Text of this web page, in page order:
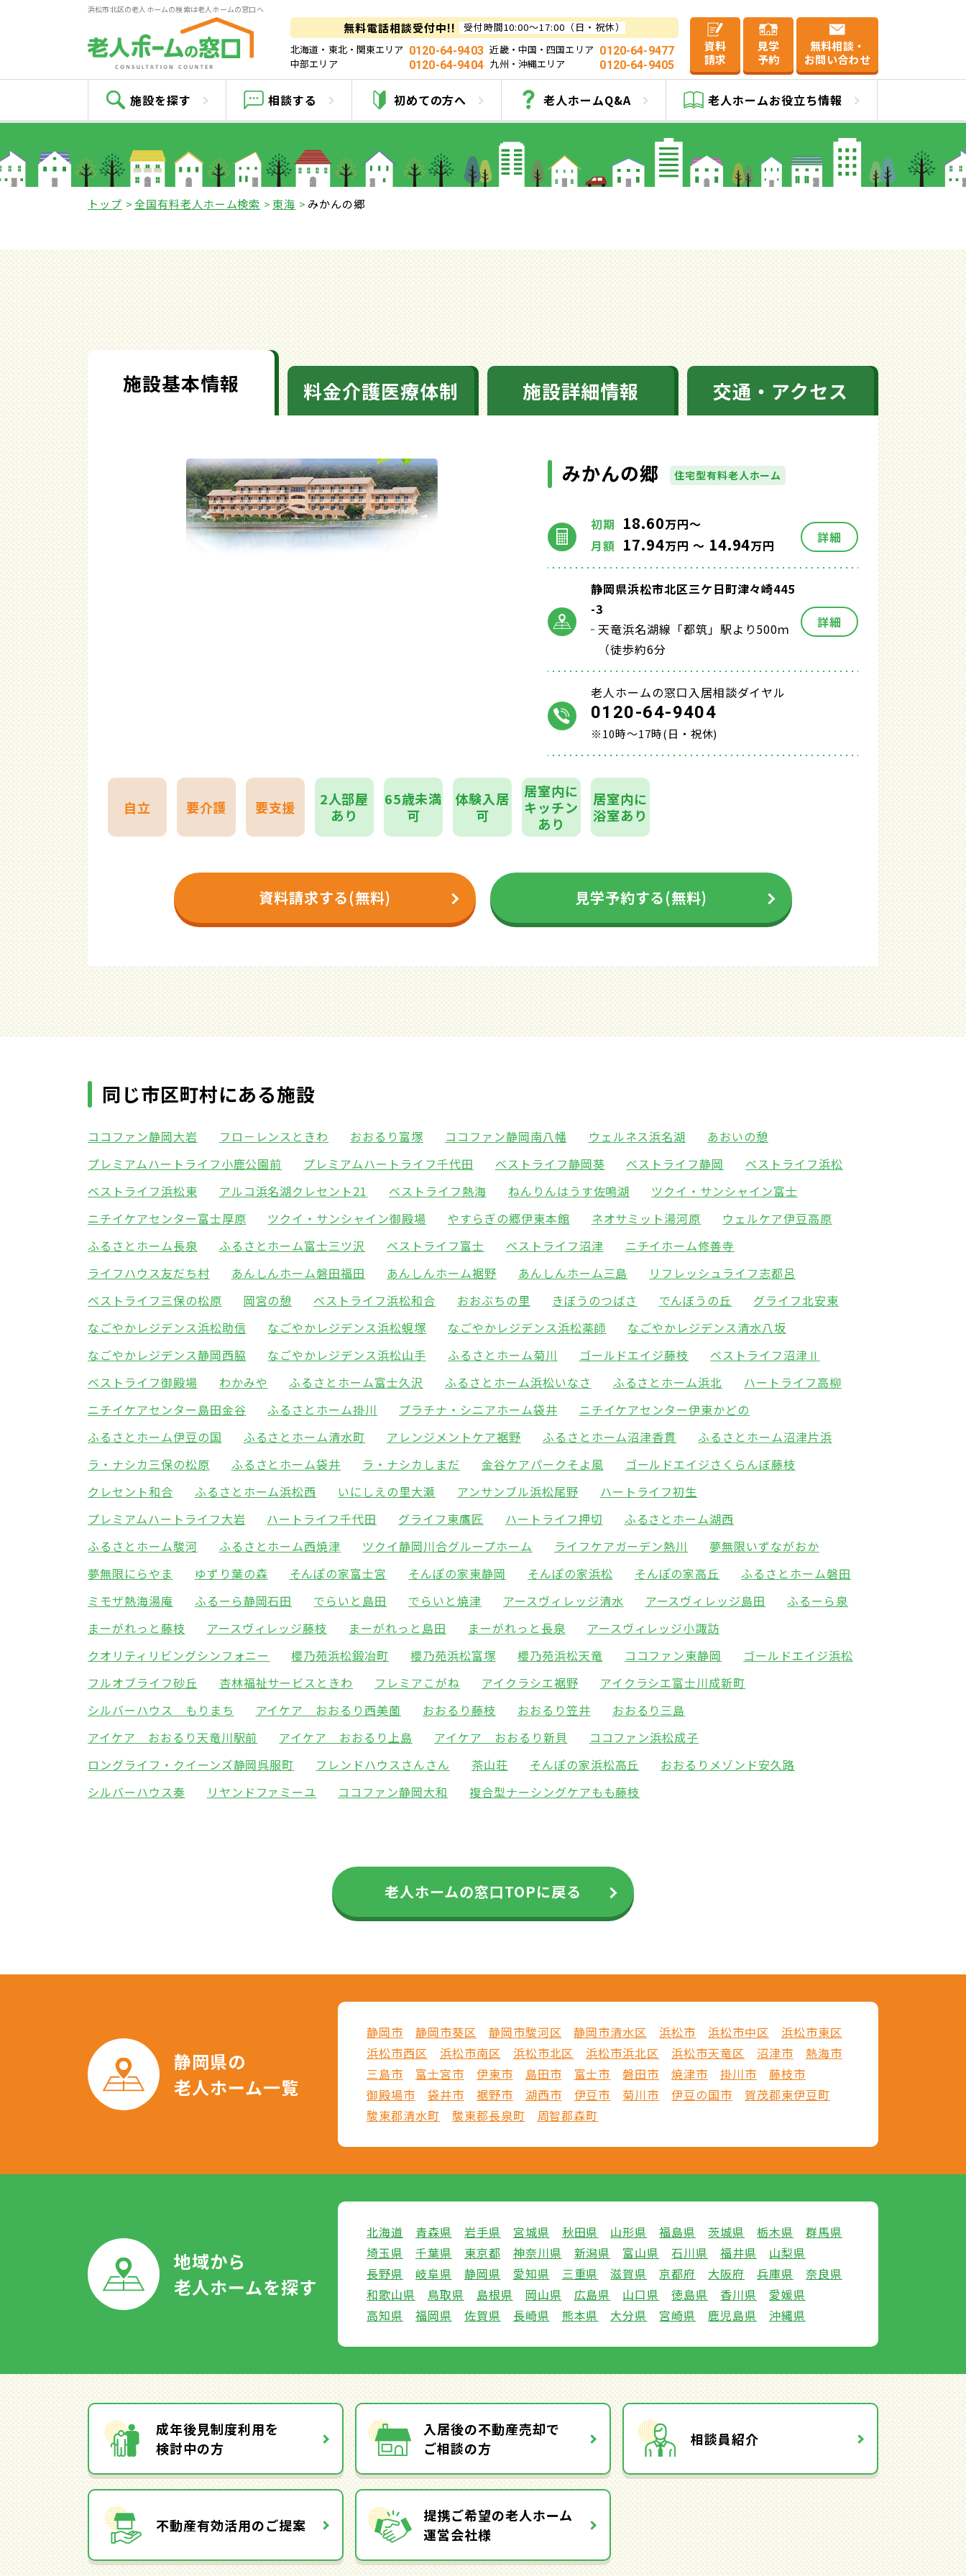
浜松市北区の老人ホームの検索は老人ホームの窓口へ
無料電話相談受付中!!
受付時間10:00～17:00（日・祝休）
北海道・東北・関東エリア 0120-64-9403 近畿・中国・四国エリア 0120-64-9477
中部エリア
0120-64-9404 九州・沖縄エリア 0120-64-9405
資料
請求
見学
予約
無料相談・
お問い合わせ
施設を探す 相談する 初めての方へ 老人ホームQ&A 老人ホームお役立ち情報
みかんの郷
トップ 全国有料老人ホーム検索 東海 みかんの郷
施設基本情報 料金介護医療体制 施設詳細情報 交通・アクセス
みかんの郷 住宅型有料老人ホーム
初期 18.60万円～
月額 17.94万円 ～ 14.94万円 詳細
静岡県浜松市北区三ケ日町津々崎445
-3
天竜浜名湖線「都筑」駅より500ｍ
（徒歩約6分
詳細
老人ホームの窓口入居相談ダイヤル
0120-64-9404
※10時～17時(日・祝休)
自立 要介護 要支援
2人部屋
あり
65歳未満
可
体験入居
可
居室内に
キッチン
あり
居室内に
浴室あり
資料請求する(無料) 見学予約する(無料)
同じ市区町村にある施設
ココファン静岡大岩 フロ－レンスときわ おおるり富塚 ココファン静岡南八幡 ウェルネス浜名湖
あおいの憩
プレミアムハートライフ小鹿公園前
プレミアムハートライフ千代田 ベストライフ静岡葵 ベストライフ静岡
ベストライフ浜松
ベストライフ浜松東
アルコ浜名湖クレセント21 ベストライフ熱海 ねんりんはうす佐鳴湖
ツクイ・サンシャイン富士
ニチイケアセンター富士厚原
ツクイ・サンシャイン御殿場 やすらぎの郷伊東本館 ネオサミット湯河原
ウェルケア伊豆高原
ふるさとホーム長泉
ふるさとホーム富士三ツ沢 ベストライフ富士 ベストライフ沼津
ニチイホーム修善寺
ライフハウス友だち村
あんしんホーム磐田福田 あんしんホーム裾野 あんしんホーム三島
リフレッシュライフ志都呂
ベストライフ三保の松原
岡宮の憩 ベストライフ浜松和合 おおぶちの里 きぼうのつばさ でんぼうの丘
グライフ北安東
なごやかレジデンス浜松助信
なごやかレジデンス浜松蜆塚 なごやかレジデンス浜松薬師
なごやかレジデンス清水八坂
なごやかレジデンス静岡西脇
なごやかレジデンス浜松山手 ふるさとホーム菊川 ゴールドエイジ藤枝
ベストライフ沼津Ⅱ
ベストライフ御殿場
わかみや ふるさとホーム富士久沢 ふるさとホーム浜松いなさ ふるさとホーム浜北
ハートライフ高柳
ニチイケアセンター島田金谷
ふるさとホーム掛川 プラチナ・シニアホーム袋井
ニチイケアセンター伊東かどの
ふるさとホーム伊豆の国
ふるさとホーム清水町 アレンジメントケア裾野 ふるさとホーム沼津香貫
ふるさとホーム沼津片浜
ラ・ナシカ三保の松原
ふるさとホーム袋井 ラ・ナシカしまだ 金谷ケアパークそよ風
ゴールドエイジさくらんぼ藤枝
クレセント和合
ふるさとホーム浜松西 いにしえの里大瀬 アンサンブル浜松尾野
ハートライフ初生
プレミアムハートライフ大岩
ハートライフ千代田 グライフ東鷹匠 ハートライフ押切
ふるさとホーム湖西
ふるさとホーム駿河
ふるさとホーム西焼津 ツクイ静岡川合グループホーム ライフケアガーデン熱川
夢無限いずながおか
夢無限にらやま
ゆずり葉の森 そんぽの家富士宮 そんぽの家東静岡 そんぽの家浜松 そんぽの家高丘
ふるさとホーム磐田
ミモザ熱海湯庵
ふるーら静岡石田 でらいと島田 でらいと焼津 アースヴィレッジ清水 アースヴィレッジ島田
ふるーら泉
まーがれっと藤枝
アースヴィレッジ藤枝 まーがれっと島田 まーがれっと長泉
アースヴィレッジ小諏訪
クオリティリビングシンフォニー
櫻乃苑浜松鍛冶町 櫻乃苑浜松富塚 櫻乃苑浜松天竜 ココファン東静岡
ゴールドエイジ浜松
フルオブライフ砂丘
杏林福祉サービスときわ フレミアこがね アイクラシエ裾野
アイクラシエ富士川成新町
シルバーハウス もりまち
アイケア おおるり西美薗 おおるり藤枝 おおるり笠井
おおるり三島
アイケア おおるり天竜川駅前
アイケア おおるり上島 アイケア おおるり新貝
ココファン浜松成子
ロングライフ・クイーンズ静岡呉服町
フレンドハウスさんさん 茶山荘 そんぽの家浜松高丘
おおるりメゾンド安久路
シルバーハウス奏
リヤンドファミーユ ココファン静岡大和 複合型ナーシングケアもも藤枝
老人ホームの窓口TOPに戻る
静岡県の
老人ホーム一覧
静岡市 静岡市葵区 静岡市駿河区 静岡市清水区 浜松市 浜松市中区
浜松市東区
浜松市西区
浜松市南区 浜松市北区 浜松市浜北区 浜松市天竜区 沼津市
熱海市
三島市
富士宮市 伊東市 島田市 富士市 磐田市 焼津市 掛川市
藤枝市
御殿場市
袋井市 裾野市 湖西市 伊豆市 菊川市 伊豆の国市
賀茂郡東伊豆町
駿東郡清水町
駿東郡長泉町 周智郡森町
地域から
老人ホームを探す
北海道 青森県 岩手県 宮城県 秋田県 山形県 福島県 茨城県 栃木県
群馬県
埼玉県
千葉県 東京都 神奈川県 新潟県 富山県 石川県 福井県
山梨県
長野県
岐阜県 静岡県 愛知県 三重県 滋賀県 京都府 大阪府 兵庫県
奈良県
和歌山県
鳥取県 島根県 岡山県 広島県 山口県 徳島県 香川県
愛媛県
高知県
福岡県 佐賀県 長崎県 熊本県 大分県 宮崎県 鹿児島県 沖縄県
成年後見制度利用を
検討中の方
入居後の不動産売却で
ご相談の方
相談員紹介
不動産有効活用のご提案
提携ご希望の老人ホーム
運営会社様